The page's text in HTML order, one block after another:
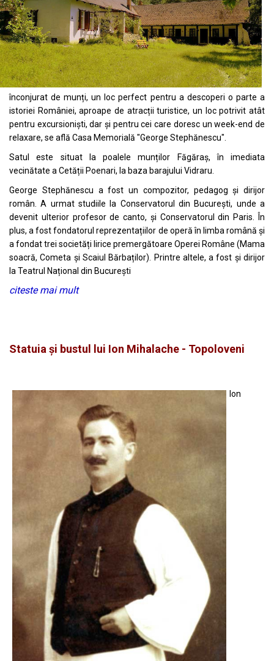
înconjurat de munți, un loc perfect pentru a descoperi o parte a
istoriei României, aproape de atracții turistice, un loc potrivit atât
pentru excursioniști, dar și pentru cei care doresc un week-end de
relaxare, se află Casa Memorială "George Stephănescu".
Satul este situat la poalele munților Făgăraș, în imediata
vecinătate a Cetății Poenari, la baza barajului Vidraru.
George Stephănescu a fost un compozitor, pedagog și dirijor
român. A urmat studiile la Conservatorul din București, unde a
devenit ulterior profesor de canto, și Conservatorul din Paris. În
plus, a fost fondatorul reprezentațiilor de operă în limba română și
a fondat trei societăți lirice premergătoare Operei Române (Mama
soacră, Cometa și Scaiul Bărbaților). Printre altele, a fost și dirijor
la Teatrul Național din București
citeste mai mult
Statuia și bustul lui Ion Mihalache - Topoloveni
Ion